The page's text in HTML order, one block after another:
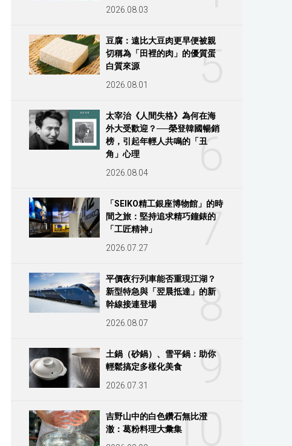
2026.08.03
5
豆腐：遠比大豆肉更早便被親
切稱為「田裡的肉」的優質蛋
白質來源
2026.08.01
6
太宰治《人間失格》為何在海
外大受歡迎？──榮登韓國暢銷
榜，引起年輕人共鳴的「丑
角」心理
2026.08.04
7
「SEIKO精工銀座博物館」的時
間之旅：堅持追求精巧鐘錶的
「工匠精神」
2026.07.27
8
平價夜行列車能否重現江湖？
新型特急與「翌晨抵達」的新
幹線接連登場
2026.08.07
9
土鍋（砂鍋）、雪平鍋：助你
輕鬆搞定多樣化美食
2026.07.31
10
吉野山中的白色鑽石無比澄
澈：葛粉料理大彙集